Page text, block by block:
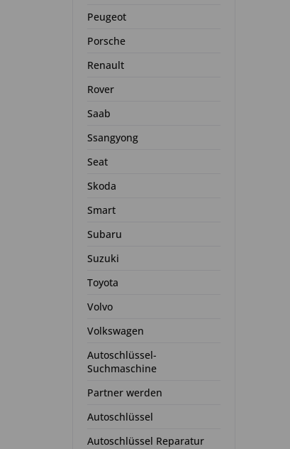
Peugeot
Porsche
Renault
Rover
Saab
Ssangyong
Seat
Skoda
Smart
Subaru
Suzuki
Toyota
Volvo
Volkswagen
Autoschlüssel-
Suchmaschine
Partner werden
Autoschlüssel
Autoschlüssel Reparatur